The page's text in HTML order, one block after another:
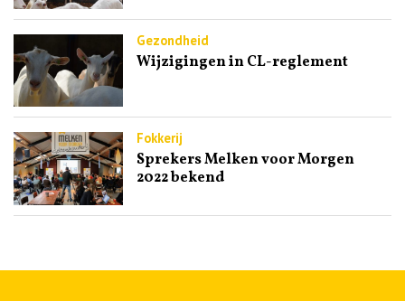
Gezondheid
Wijzigingen in CL-reglement
Fokkerij
Sprekers Melken voor Morgen
2022 bekend